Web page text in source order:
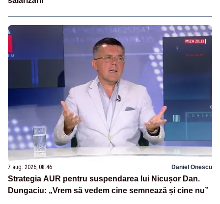
7 aug. 2026, 08:46 Daniel Onescu
Strategia AUR pentru suspendarea lui Nicușor Dan.
Dungaciu: „Vrem să vedem cine semnează și cine nu”